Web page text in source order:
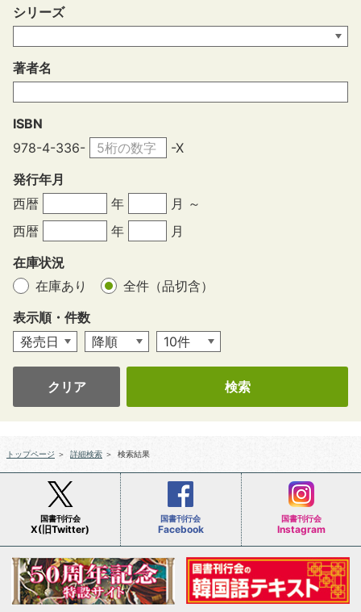
シリーズ
著者名
ISBN
978-4-336-
-X
発行年月
西暦
年
月 ～
西暦
年
月
在庫状況
在庫あり
全件（品切含）
表示順・件数
クリア
トップページ ＞ 詳細検索 ＞ 検索結果
国書刊行会
X(旧Twitter)
国書刊行会
Facebook
国書刊行会
Instagram